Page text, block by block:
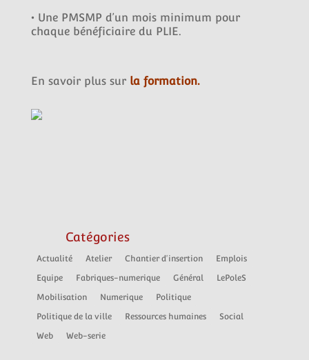
• Une PMSMP d’un mois minimum pour
chaque bénéficiaire du PLIE.
En savoir plus sur la formation.
Catégories
Actualité Atelier Chantier d'insertion
Emplois
Equipe
Fabriques-numerique Général
LePoleS
Mobilisation
Numerique
Politique
Politique de la ville
Ressources humaines
Social
Web
Web-serie